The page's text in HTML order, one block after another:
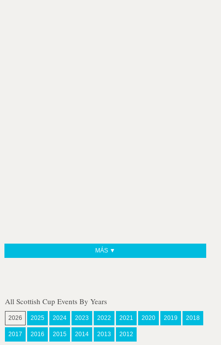
MÁS ▼
All Scottish Cup Events By Years
2026 2025 2024 2023 2022 2021 2020 2019 2018
2017 2016 2015 2014 2013 2012